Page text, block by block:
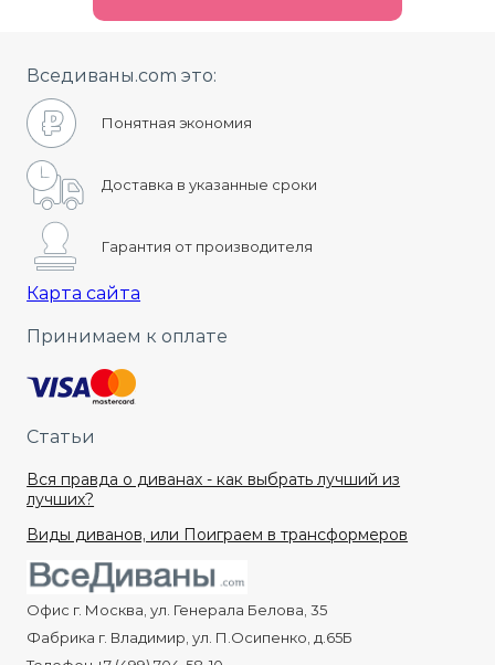
Офис г. Москва, ул. Генерала Белова, 35
Фабрика г. Владимир, ул. П.Осипенко, д.65Б
Карта сайта
Принимаем к оплате
Статьи
Вся правда о диванах - как выбрать лучший из
лучших?
Виды диванов, или Поиграем в трансформеров
Вседиваны.com это:
Понятная экономия
Доставка в указанные сроки
Гарантия от производителя